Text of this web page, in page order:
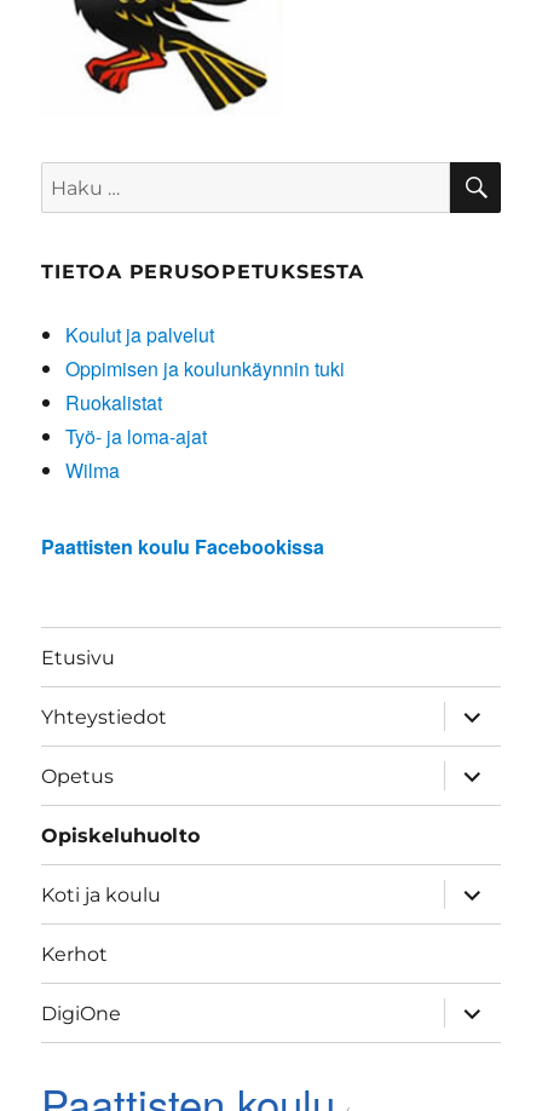
Etsi:
TIETOA PERUSOPETUKSESTA
Koulut ja palvelut
Oppimisen ja koulunkäynnin tuki
Ruokalistat
Työ- ja loma-ajat
Wilma
Paattisten koulu Facebookissa
Etusivu
Yhteystiedot
näytä
Opetus
näytä
Opiskeluhuolto
Koti ja koulu
näytä
Kerhot
DigiOne
näytä